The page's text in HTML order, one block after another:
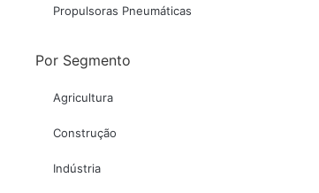
Propulsoras Pneumáticas
Por Segmento
Agricultura
Construção
Indústria